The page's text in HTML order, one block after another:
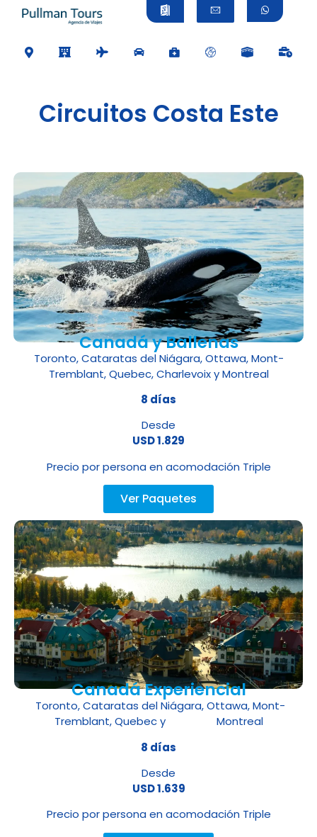
Circuitos Costa Este
Canadá y Ballenas
Toronto, Cataratas del Niágara, Ottawa, Mont-
Tremblant, Quebec, Charlevoix y Montreal
8 días
Desde
USD 1.829
Precio por persona en acomodación Triple
Ver Paquetes
Canadá Experiencial
Toronto, Cataratas del Niágara, Ottawa, Mont-
Tremblant, Quebec y Montreal
8 días
Desde
USD 1.639
Precio por persona en acomodación Triple